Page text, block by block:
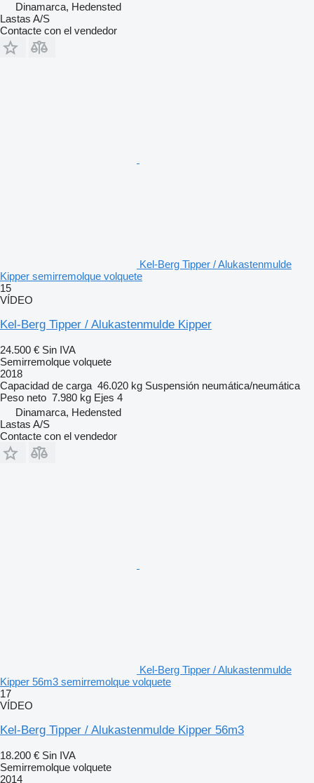
Dinamarca, Hedensted
Lastas A/S
Contacte con el vendedor
Kel-Berg Tipper / Alukastenmulde
Kipper semirremolque volquete
15
VÍDEO
Kel-Berg Tipper / Alukastenmulde Kipper
24.500 € Sin IVA
Semirremolque volquete
2018
Capacidad de carga 46.020 kg Suspensión neumática/neumática
Peso neto 7.980 kg Ejes 4
Dinamarca, Hedensted
Lastas A/S
Contacte con el vendedor
Kel-Berg Tipper / Alukastenmulde
Kipper 56m3 semirremolque volquete
17
VÍDEO
Kel-Berg Tipper / Alukastenmulde Kipper 56m3
18.200 € Sin IVA
Semirremolque volquete
2014